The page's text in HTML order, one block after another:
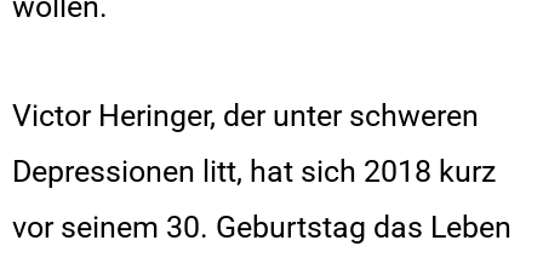
Victor Heringer, der unter schweren
Depressionen litt, hat sich 2018 kurz
vor seinem 30. Geburtstag das Leben